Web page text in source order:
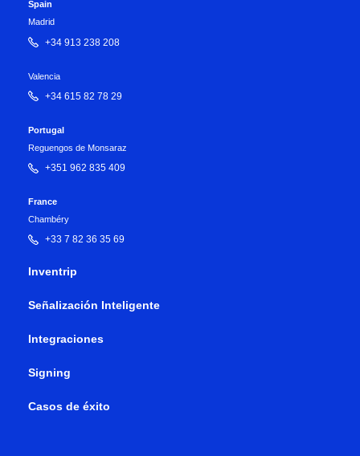
Spain
Madrid
+34 913 238 208
Valencia
+34 615 82 78 29
Portugal
Reguengos de Monsaraz
+351 962 835 409
France
Chambéry
+33 7 82 36 35 69
Inventrip
Señalización Inteligente
Integraciones
Signing
Casos de éxito